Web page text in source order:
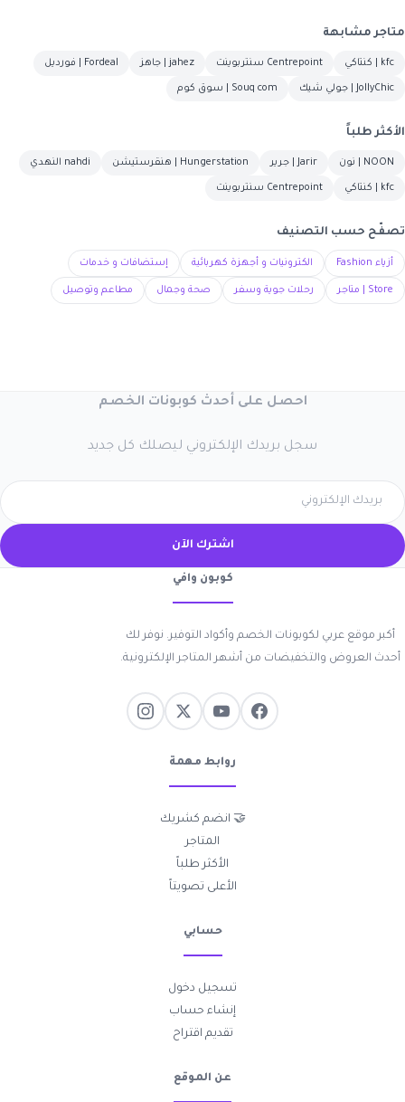
متاجر مشابهة
kfc | كنتاكي Centrepoint سنتربوينت jahez | جاهز Fordeal | فورديل
JollyChic | جولي شيك Souq com | سوق كوم
الأكثر طلباً
NOON | نون Jarir | جرير Hungerstation | هنقرستيشن nahdi النهدي
kfc | كنتاكي Centrepoint سنتربوينت
تصفّح حسب التصنيف
أزياء Fashion الكترونيات و أجهزة كهربائية إستضافات و خدمات
Store | متاجر رحلات جوية وسفر صحة وجمال مطاعم وتوصيل
احصل على أحدث كوبونات الخصم
سجل بريدك الإلكتروني ليصلك كل جديد
اشترك الآن
كوبون وافي
أكبر موقع عربي لكوبونات الخصم وأكواد التوفير. نوفر لك
أحدث العروض والتخفيضات من أشهر المتاجر الإلكترونية.
روابط مهمة
🤝 انضم كشريك
المتاجر
الأكثر طلباً
الأعلى تصويتاً
حسابي
تسجيل دخول
إنشاء حساب
تقديم اقتراح
عن الموقع